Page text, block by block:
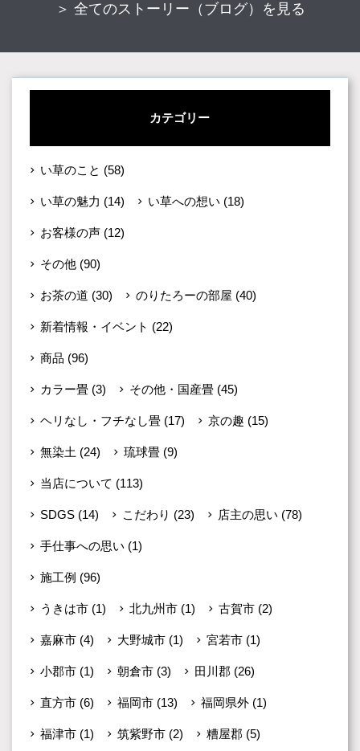
＞ 全てのストーリー（ブログ）を見る
カテゴリー
い草のこと (58)
い草の魅力 (14) い草への想い (18)
お客様の声 (12)
その他 (90)
お茶の道 (30) のりたろーの部屋 (40)
新着情報・イベント (22)
商品 (96)
カラー畳 (3) その他・国産畳 (45)
ヘリなし・フチなし畳 (17) 京の趣 (15)
無染土 (24) 琉球畳 (9)
当店について (113)
SDGS (14) こだわり (23) 店主の思い (78)
手仕事への思い (1)
施工例 (96)
うきは市 (1) 北九州市 (1) 古賀市 (2)
嘉麻市 (4) 大野城市 (1) 宮若市 (1)
小郡市 (1) 朝倉市 (3) 田川郡 (26)
直方市 (6) 福岡市 (13) 福岡県外 (1)
福津市 (1) 筑紫野市 (2) 糟屋郡 (5)